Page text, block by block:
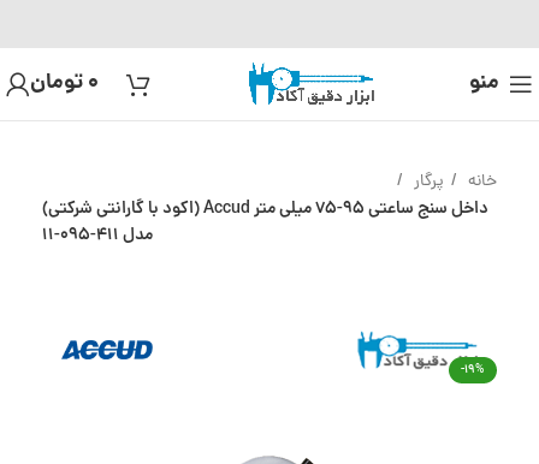
منو 0تومان
خانه پرگار
داخل سنج ساعتی 95-75 میلی متر Accud (اکود با گارانتی شرکتی)
مدل 411-095-11
-19%